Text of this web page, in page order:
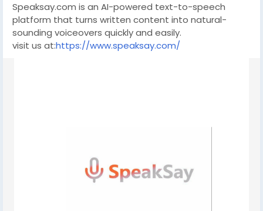
Speaksay.com is an AI-powered text-to-speech
platform that turns written content into natural-
sounding voiceovers quickly and easily.
visit us at:https://www.speaksay.com/